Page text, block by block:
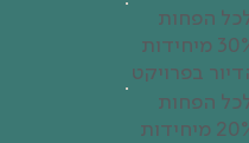
הפחות
30% מיחידות
בפרויקט
הפחות
20% מיחידות